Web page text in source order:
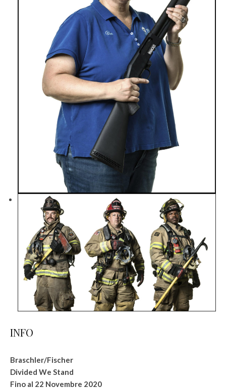
INFO
Braschler/Fischer
Divided We Stand
Fino al 22 Novembre 2020